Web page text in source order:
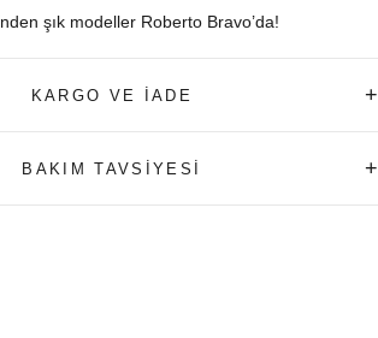
şık modeller Roberto Bravo’da!
KARGO VE İADE +
BAKIM TAVSİYESİ +